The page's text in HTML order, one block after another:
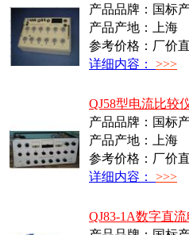
产品品牌：国标
产品产地：上海
参考价格：厂价
详细内容： >>>
QJ58型电流比较
产品品牌：国标
产品产地：上海
参考价格：厂价
详细内容： >>>
QJ83-1A数字直